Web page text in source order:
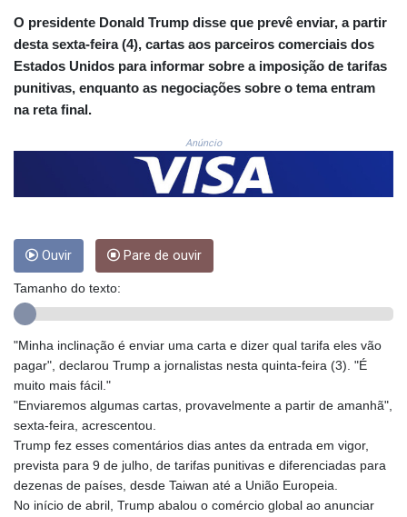
CUP 30.637594
CVE 110.26363
CZK 24.258158
DJF 205.267449
DZD 152.967099
GGP 0.857252
GIP 0.857252
GMD 84.980421
10123.874202
GYD 241.157003
HKD 9.066767
HNL 30.895616
HRK 7.536622
O presidente Donald Trump disse que prevê enviar, a partir
desta sexta-feira (4), cartas aos parceiros comerciais dos
Estados Unidos para informar sobre a imposição de tarifas
punitivas, enquanto as negociações sobre o tema entram
na reta final.
Anúncio
Ouvir Pare de ouvir
Tamanho do texto:
"Minha inclinação é enviar uma carta e dizer qual tarifa eles vão
pagar", declarou Trump a jornalistas nesta quinta-feira (3). "É
muito mais fácil."
"Enviaremos algumas cartas, provavelmente a partir de amanhã",
sexta-feira, acrescentou.
Trump fez esses comentários dias antes da entrada em vigor,
prevista para 9 de julho, de tarifas punitivas e diferenciadas para
dezenas de países, desde Taiwan até a União Europeia.
No início de abril, Trump abalou o comércio global ao anunciar